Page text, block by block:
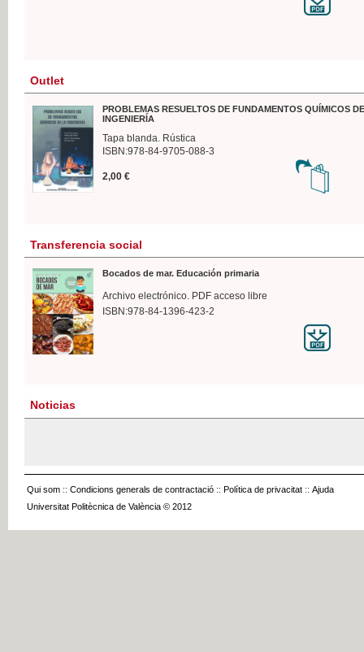
Outlet
PROBLEMAS RESUELTOS DE FUNDAMENTOS QUÍMICOS
INGENIERÍA
Tapa blanda. Rústica
ISBN:978-84-9705-088-3
2,00 €
Transferencia social
Bocados de mar. Educación primaria
Archivo electrónico. PDF acceso libre
ISBN:978-84-1396-423-2
Noticias
Qui som :: Condicions generals de contractació :: Política de privacitat :: Ajuda
Universitat Politècnica de València © 2012